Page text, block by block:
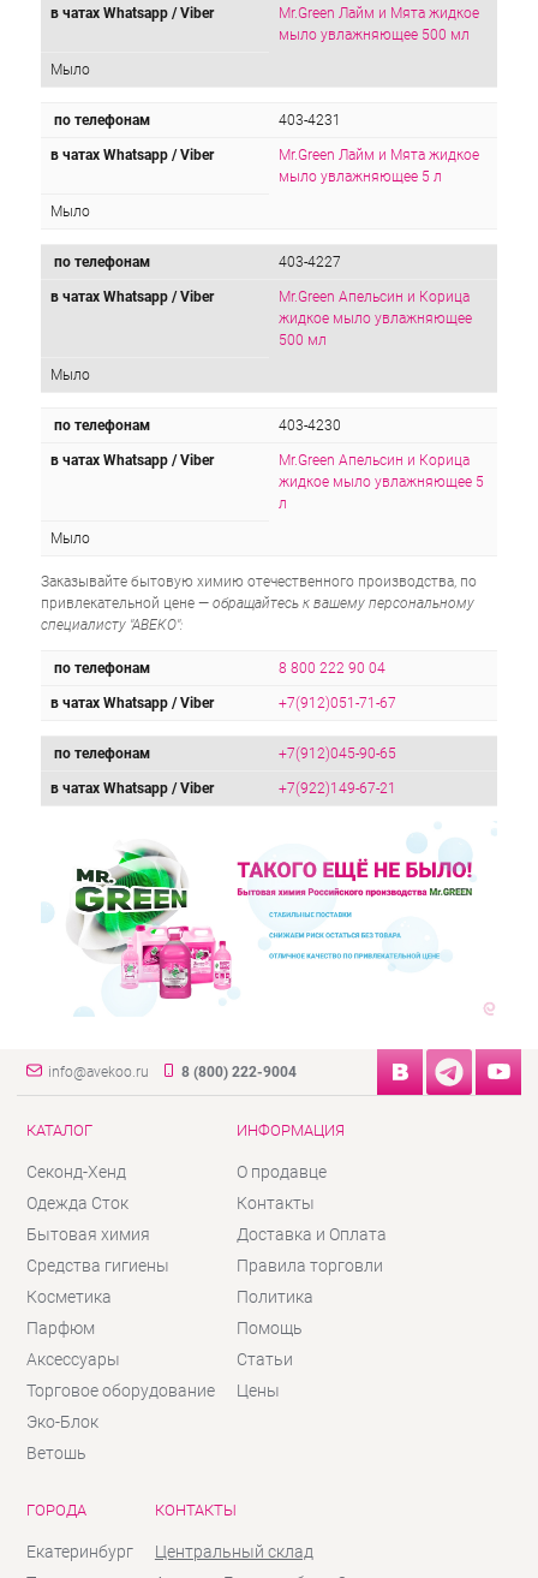
в чатах Whatsapp / Viber
Mr.Green Лайм и Мята жидкое
мыло увлажняющее 500 мл
Мыло
по телефонам 403-4231
в чатах Whatsapp / Viber
Mr.Green Лайм и Мята жидкое
мыло увлажняющее 5 л
Мыло
по телефонам 403-4227
в чатах Whatsapp / Viber
Mr.Green Апельсин и Корица
жидкое мыло увлажняющее
500 мл
Мыло
по телефонам 403-4230
в чатах Whatsapp / Viber
Mr.Green Апельсин и Корица
жидкое мыло увлажняющее 5
л
Мыло
Заказывайте бытовую химию отечественного производства, по
привлекательной цене — обращайтесь к вашему персональному
специалисту "АВЕКО":
по телефонам 8 800 222 90 04
в чатах Whatsapp / Viber +7(912)051-71-67
по телефонам +7(912)045-90-65
в чатах Whatsapp / Viber +7(922)149-67-21
info@avekoo.ru 8 (800) 222-9004
КАТАЛОГ
Секонд-Хенд
Одежда Сток
Бытовая химия
Средства гигиены
Косметика
Парфюм
Аксессуары
Торговое оборудование
Эко-Блок
Ветошь
ИНФОРМАЦИЯ
О продавце
Контакты
Доставка и Оплата
Правила торговли
Политика
Помощь
Статьи
Цены
ГОРОДА
Екатеринбург
КОНТАКТЫ
Центральный склад